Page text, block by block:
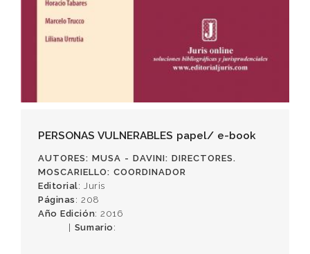
PERSONAS VULNERABLES papel/ e-book
AUTORES: MUSA - DAVINI: DIRECTORES.
MOSCARIELLO: COORDINADOR
Editorial: Juris
Páginas : 208
Año Edición: 2016
Sumario :